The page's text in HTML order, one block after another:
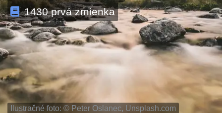
1430prvá zmienka
Ilustračné foto: © Peter Oslanec, Unsplash.com